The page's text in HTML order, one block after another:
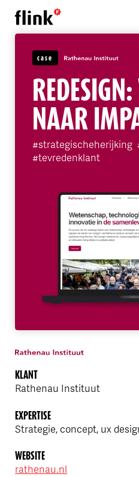
case
NAAR
#strategischeherijking
#tevredenklant
KLANT
Rathenau Instituut
EXPERTISE
Strategie, concept, ux
WEBSITE
rathenau.nl